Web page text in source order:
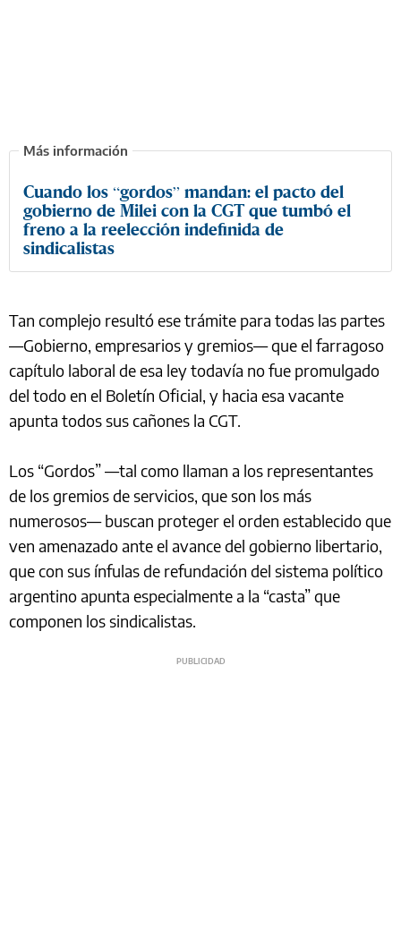
Cuando los “gordos” mandan: el pacto del
gobierno de Milei con la CGT que tumbó el
freno a la reelección indefinida de
sindicalistas
Tan complejo resultó ese trámite para todas las partes
—Gobierno, empresarios y gremios— que el farragoso
capítulo laboral de esa ley todavía no fue promulgado
del todo en el Boletín Oficial, y hacia esa vacante
apunta todos sus cañones la CGT.
Los “Gordos” —tal como llaman a los representantes
de los gremios de servicios, que son los más
numerosos— buscan proteger el orden establecido que
ven amenazado ante el avance del gobierno libertario,
que con sus ínfulas de refundación del sistema político
argentino apunta especialmente a la “casta” que
componen los sindicalistas.